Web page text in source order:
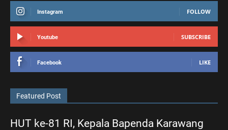
Instagram FOLLOW
Youtube SUBSCRIBE
Facebook LIKE
Featured Post
HUT ke-81 RI, Kepala Bapenda Karawang